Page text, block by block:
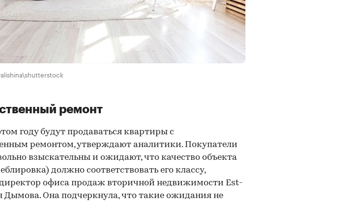
ремонт
году будут продаваться квартиры с
ремонтом, утверждают аналитики. Покупатели
взыскательны и ожидают, что качество объекта
должно соответствовать его классу,
офиса продаж вторичной недвижимости Est-
Дымова. Она подчеркнула, что такие ожидания не